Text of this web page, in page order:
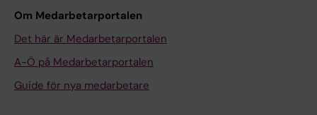
Om Medarbetarportalen
Det här är Medarbetarportalen
A-Ö på Medarbetarportalen
Guide för nya medarbetare